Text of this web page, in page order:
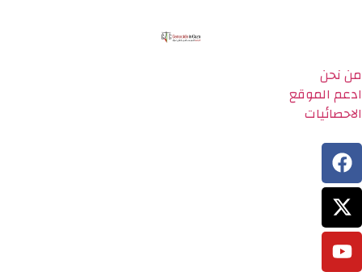
من نحن
ادعم الموقع
الاحصائيات